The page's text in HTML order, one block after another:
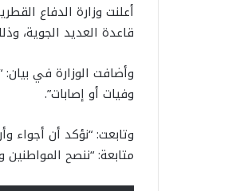
أعلنت وزارة الدفاع
قاعدة العديد الجوية،
وأضافت الوزارة في بيان:
وفيات أو إصابات”.
وتابعت: “نؤكد أن أجواء
متابعة: “ننصح